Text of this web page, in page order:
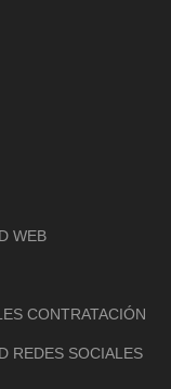
WEB
CONTRATACIÓN
REDES SOCIALES